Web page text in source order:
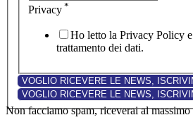
Privacy *
Ho letto la Privacy Policy e
trattamento dei dati.
Non facciamo spam, riceverai al massimo